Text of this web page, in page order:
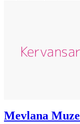
Mevlana